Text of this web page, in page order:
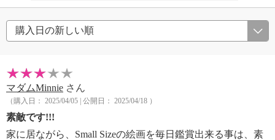
マダムMinnie さん
（購入日： 2025/04/05 | 公開日： 2025/04/18 ）
素敵です!!!
家に居ながら、Small Sizeの絵画を毎日鑑賞出来る事は、素